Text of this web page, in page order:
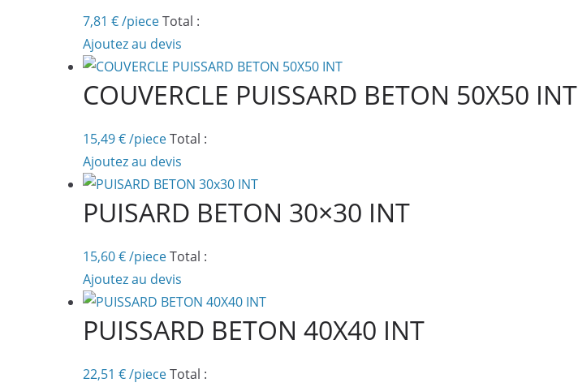
7,81 €/pieceTotal :
Ajoutez au devis
COUVERCLE PUISSARD BETON 50X50 INT
15,49€/pieceTotal :
Ajoutez au devis
PUISARD BETON 30×30 INT
15,60€/pieceTotal :
Ajoutez au devis
PUISSARD BETON 40X40 INT
22,51 €/pieceTotal :